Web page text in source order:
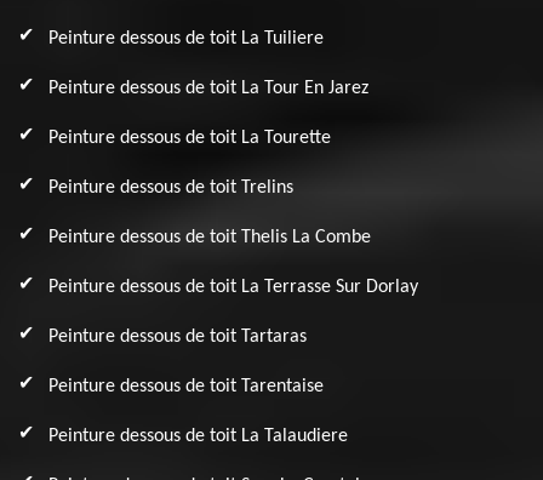
Peinture dessous de toit La Tuiliere
Peinture dessous de toit La Tour En Jarez
Peinture dessous de toit La Tourette
Peinture dessous de toit Trelins
Peinture dessous de toit Thelis La Combe
Peinture dessous de toit La Terrasse Sur Dorlay
Peinture dessous de toit Tartaras
Peinture dessous de toit Tarentaise
Peinture dessous de toit La Talaudiere